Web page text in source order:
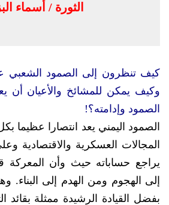
الثورة / أسماء
كيف تنظرون إلى الصمود الشعبي
وكيف يمكن للمشائخ والأعيان أن
الصمود وإدامته؟!
الصمود اليمني يعد انتصارا عظيما
المجالات العسكرية والاقتصادية
يراجع حساباته حيث وأن المعركة
إلى الهجوم ومن الهدم إلى البناء.
بفضل القيادة الرشيدة ممثلة بقائد